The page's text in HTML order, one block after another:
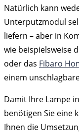
Natürlich kann
Unterputzmodul
liefern – aber in
wie beispielsweise
oder das Fibaro
einem
Damit Ihre Lampe
benötigen Sie eine
Ihnen die